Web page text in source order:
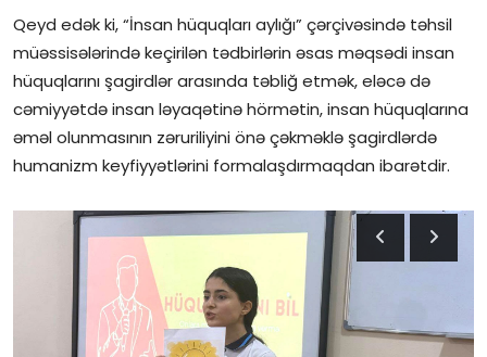
Qeyd edək ki, “İnsan hüquqları aylığı” çərçivəsində təhsil
müəssisələrində keçirilən tədbirlərin əsas məqsədi insan
hüquqlarını şagirdlər arasında təbliğ etmək, eləcə də
cəmiyyətdə insan ləyaqətinə hörmətin, insan hüquqlarına
əməl olunmasının zəruriliyini önə çəkməklə şagirdlərdə
humanizm keyfiyyətlərini formalaşdırmaqdan ibarətdir.